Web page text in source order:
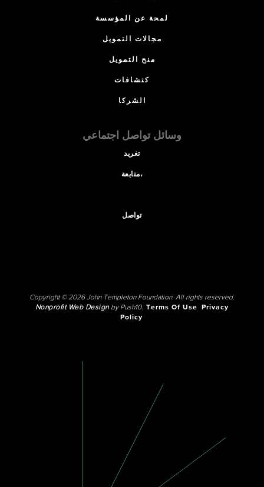
لمحة عن المؤسسة
مجالات التمويل
منح التمويل
كتشافات
الشركا
وسائل تواصل اجتماعي
تغريد
متابعة،
تواصل
Copyright © 2026 John Templeton Foundation. All rights reserved.
Nonprofit Web Designby Push10. Terms Of Use
Privacy
Policy